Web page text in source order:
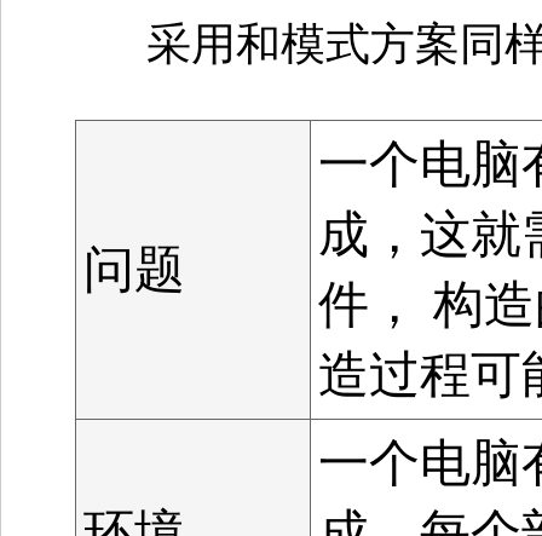
采用和模式方案同
问题
一个电脑
成，这就
件， 构
造过程可
一个电脑